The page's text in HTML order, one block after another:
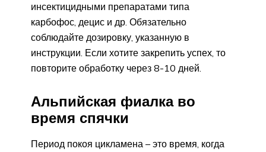
инсектицидными препаратами типа
карбофос, децис и др. Обязательно
соблюдайте дозировку, указанную в
инструкции. Если хотите закрепить успех, то
повторите обработку через 8-10 дней.
Альпийская фиалка во
время спячки
Период покоя цикламена – это время, когда